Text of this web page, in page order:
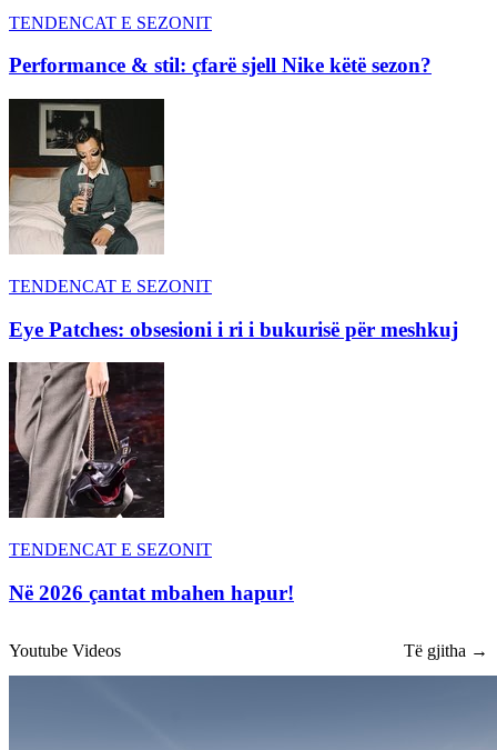
TENDENCAT E SEZONIT
Performance & stil: çfarë sjell Nike këtë sezon?
TENDENCAT E SEZONIT
Eye Patches: obsesioni i ri i bukurisë për meshkuj
TENDENCAT E SEZONIT
Në 2026 çantat mbahen hapur!
Youtube Videos Të gjitha →